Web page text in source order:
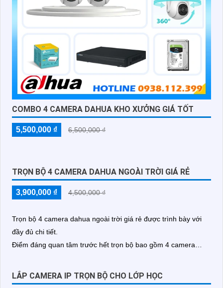
COMBO 4 CAMERA DAHUA KHO XƯỞNG GIÁ TỐT
5,500,000 ₫ 6,500,000 ₫
TRỌN BỘ 4 CAMERA DAHUA NGOÀI TRỜI GIÁ RẺ
3,900,000 ₫ 4,500,000 ₫
Trọn bộ 4 camera dahua ngoài trời giá rẻ được trình bày với
đầy đủ chi tiết.
Điểm đáng quan tâm trước hết trọn bộ bao gồm 4 camera
nước, chống bụi và chịu được các điều kiện thời tiết khắc
nghiệt
LẮP CAMERA IP TRỌN BỘ CHO LỚP HỌC